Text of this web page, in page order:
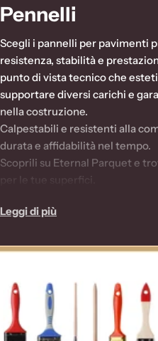
C
o
l
l
e
z
i
n
:
Pennelli
Scegli i pannelli per pavimenti
resistenza, stabilità e
punto di vista tecnico che
supportare diversi carichi e
nella costruzione.
Calpestabili e resistenti alla
durata e affidabilità nel tempo.
Scoprili su Eternal Parquet e
per le tue superfici.
Leggi di più